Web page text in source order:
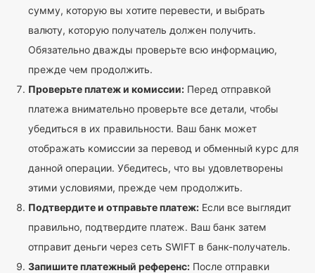
сумму, которую вы хотите перевести, и выбрать
валюту, которую получатель должен получить.
Обязательно дважды проверьте всю информацию,
прежде чем продолжить.
Проверьте платеж и комиссии: Перед отправкой
платежа внимательно проверьте все детали, чтобы
убедиться в их правильности. Ваш банк может
отображать комиссии за перевод и обменный курс для
данной операции. Убедитесь, что вы удовлетворены
этими условиями, прежде чем продолжить.
Подтвердите и отправьте платеж: Если все выглядит
правильно, подтвердите платеж. Ваш банк затем
отправит деньги через сеть SWIFT в банк-получатель.
Запишите платежный референс: После отправки